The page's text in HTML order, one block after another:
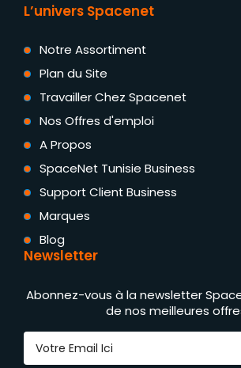
L’univers Spacenet
Notre Assortiment
Plan du Site
Travailler Chez Spacenet
Nos Offres d'emploi
A Propos
SpaceNet Tunisie Business
Support Client Business
Marques
Blog
Newsletter
Abonnez-vous à la newsletter
de nos meilleures